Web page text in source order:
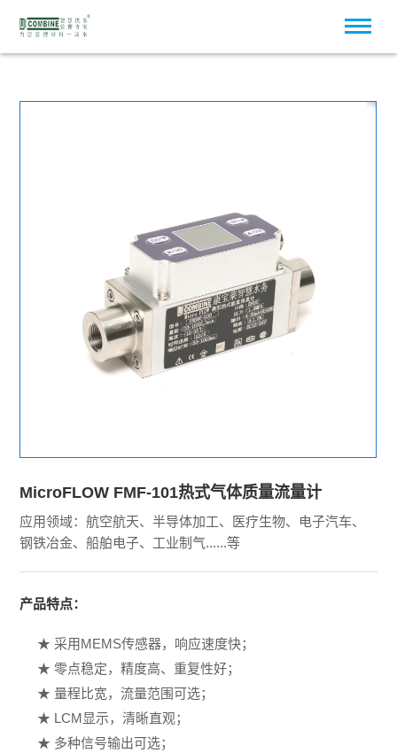
MicroFLOW FMF-101热式气体质量流量计
应用领域：航空航天、半导体加工、医疗生物、电子汽车、
钢铁冶金、船舶电子、工业制气......等
产品特点：
★ 采用MEMS传感器，响应速度快；
★ 零点稳定，精度高、重复性好；
★ 量程比宽，流量范围可选；
★ LCM显示，清晰直观；
★ 多种信号输出可选；